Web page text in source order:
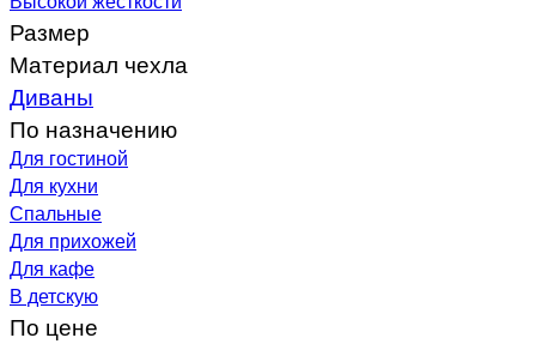
Размер
Материал чехла
Диваны
По назначению
Для гостиной
Для кухни
Спальные
Для прихожей
Для кафе
В детскую
По цене